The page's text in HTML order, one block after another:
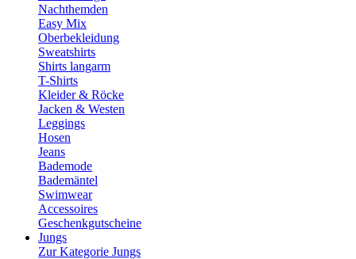
Nachthemden
Easy Mix
Oberbekleidung
Sweatshirts
Shirts langarm
T-Shirts
Kleider & Röcke
Jacken & Westen
Leggings
Hosen
Jeans
Bademode
Bademäntel
Swimwear
Accessoires
Geschenkgutscheine
Jungs
Zur Kategorie Jungs